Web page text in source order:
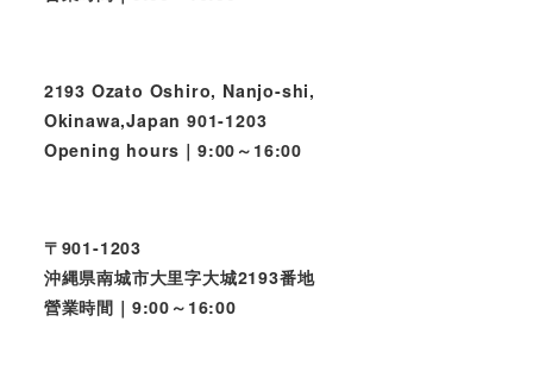
2193 Ozato Oshiro, Nanjo-shi,
Okinawa,Japan 901-1203
Opening hours｜9:00～16:00
〒901-1203
沖縄県南城市大里字大城2193番地
營業時間｜9:00～16:00